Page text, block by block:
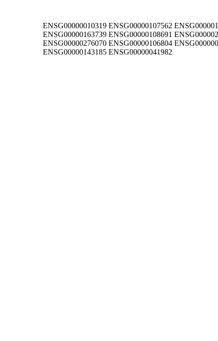
ENSG00000010319 ENSG00000107562
ENSG00000163739 ENSG00000108691
ENSG00000276070 ENSG00000106804
ENSG00000143185 ENSG00000041982